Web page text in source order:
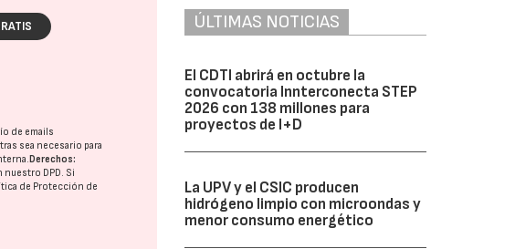
de emails
sea necesario para
Derechos:
DPD. Si
de Protección de
ÚLTIMAS NOTICIAS
El CDTI abrirá en octubre la
convocatoria Innterconecta STEP
2026 con 138 millones para
proyectos de I+D
La UPV y el CSIC producen
hidrógeno limpio con microondas y
menor consumo energético